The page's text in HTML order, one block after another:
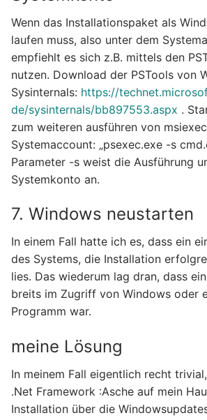
Wenn das Installationspaket als
laufen muss, also unter dem
empfiehlt es sich z.B. mittels den
nutzen. Download der PSTools von
Sysinternals: https://
de/sysinternals/bb897553.aspx .
zum weiteren ausführen von
Systemaccount: „psexec.exe -s
Parameter -s weist die Ausführung
Systemkonto an.
7. Windows neustarten
In einem Fall hatte ich es, dass ein
des Systems, die Installation
lies. Das wiederum lag dran, dass
breits im Zugriff von Windows oder
Programm war.
meine Lösung
In meinem Fall eigentlich recht
.Net Framework :Asche auf mein
Installation über die